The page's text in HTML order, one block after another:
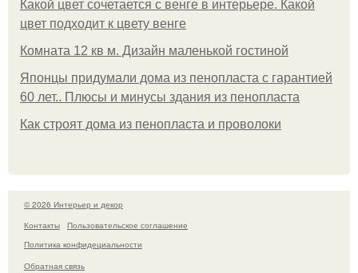
Какой цвет сочетается с венге в интерьере. Какой
цвет подходит к цвету венге
Комната 12 кв м. Дизайн маленькой гостиной
Японцы придумали дома из пенопласта с гарантией
60 лет.. Плюсы и минусы здания из пенопласта
Как строят дома из пенопласта и проволоки
© 2026 Интерьер и декор
Контакты
Пользовательское соглашение
Политика конфидециальности
Обратная связь